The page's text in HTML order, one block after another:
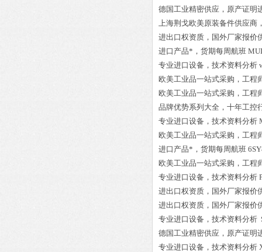
德国工业精密供应，原产证明
上海荆戈欧美原装备件供应商
进出口权资质，国外厂家报价
进口产品*，货期每周航班
专业进口设备，技术资料分析
欧美工业品一站式采购，工程
欧美工业品一站式采购，工程
品牌优势系列大全，十年工控
专业进口设备，技术资料分析
欧美工业品一站式采购，工程
进口产品*，货期每周航班
欧美工业品一站式采购，工程
专业进口设备，技术资料分析
进出口权资质，国外厂家报价
进出口权资质，国外厂家报价
专业进口设备，技术资料分析
德国工业精密供应，原产证明
专业进口设备，技术资料分析